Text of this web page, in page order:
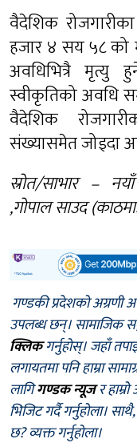
वैदेशिक
हजार ४ सय ५८ को
अवधिभित्रै मृत्यु
स्वीकृतिको अवधि
वैदेशिक
संख्यासमेत जोड्दा
स्रोत/साभार –
,गोपाल साउद
गण्डकी प्रदेशको अग्रणी
उपलब्ध छन्। सामाजिक
क्लिकगर्नुहोस्। जहाँ
लगायतमा पनि हाम्रा
लागिगण्डक न्यूजर
भिजिट गर्दै गर्नुहोला।
छ? व्यक्त गर्नुहोला।